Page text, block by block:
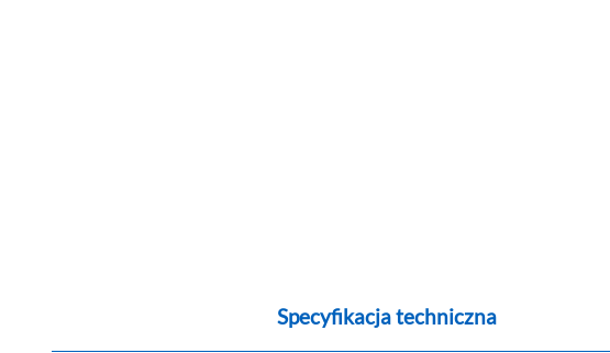
Specyfikacja techniczna